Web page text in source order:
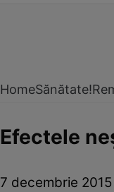
HomeSănătate!
Efectele
7 decembrie 2015